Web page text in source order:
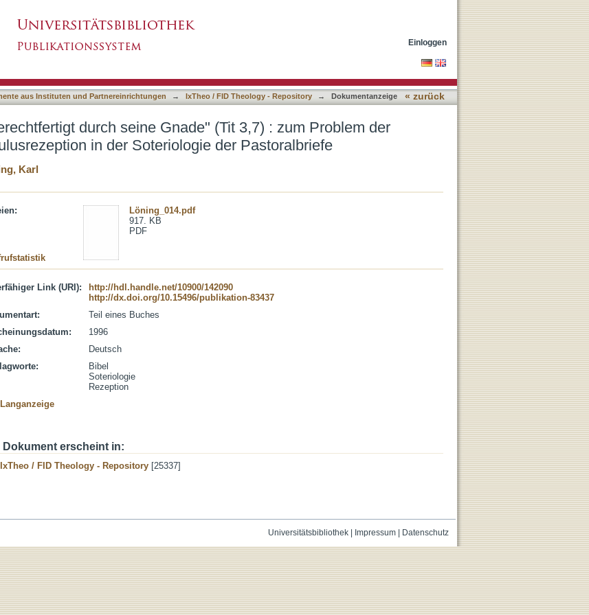
Einloggen
aus Instituten und Partnereinrichtungen → IxTheo / FID Theology - Repository → Dokumentanzeige « zurück
durch seine Gnade" (Tit 3,7) : zum Problem der
in der Soteriologie der Pastoralbriefe
Karl
Löning_014.pdf
917. KB
PDF
Link (URI):
http://hdl.handle.net/10900/142090
http://dx.doi.org/10.15496/publikation-83437
Teil eines Buches
1996
Deutsch
Bibel
Soteriologie
Rezeption
Dokument erscheint in:
IxTheo / FID Theology - Repository [25337]
Universitätsbibliothek| Impressum| Datenschutz